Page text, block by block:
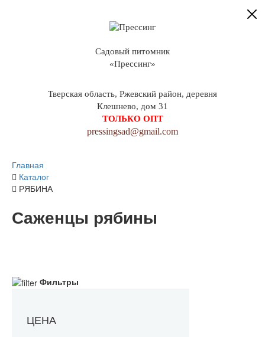
Садовый питомник
«Прессинг»
Тверская область, Ржевский район, деревня
Клешнево, дом 31
ТОЛЬКО ОПТ
pressingsad@gmail.com
Главная
Каталог
РЯБИНА
Саженцы рябины
Фильтры
ЦЕНА